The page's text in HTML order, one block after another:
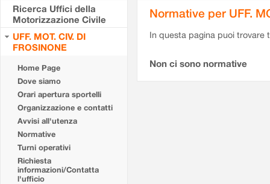
Ricerca Uffici della
Motorizzazione Civile
UFF. MOT. CIV. DI
FROSINONE
Home Page
Dove siamo
Orari apertura sportelli
Organizzazione e contatti
Avvisi all'utenza
Normative
Turni operativi
Richiesta
informazioni/Contatta
l'ufficio
Normative per UFF.
In questa pagina puoi
Non ci sono normative